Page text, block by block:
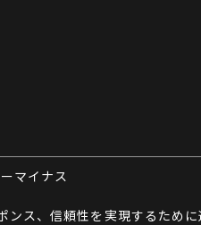
マイナス
ンス、信頼性を実現するため